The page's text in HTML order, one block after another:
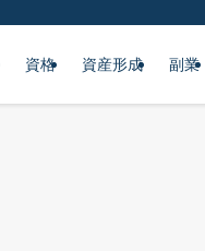
資格 資産形成 副業